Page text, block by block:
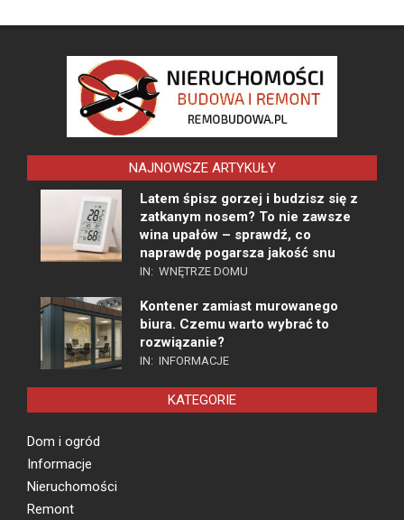
NAJNOWSZE ARTYKUŁY
Latem śpisz gorzej i budzisz się z
zatkanym nosem? To nie zawsze
wina upałów – sprawdź, co
naprawdę pogarsza jakość snu
IN: WNĘTRZE DOMU
Kontener zamiast murowanego
biura. Czemu warto wybrać to
rozwiązanie?
IN: INFORMACJE
KATEGORIE
Dom i ogród
Informacje
Nieruchomości
Remont